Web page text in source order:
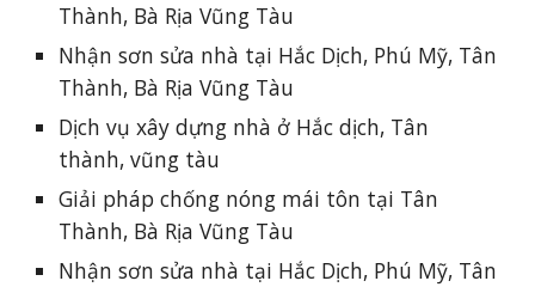
Thành, Bà Rịa Vũng Tàu
Nhận sơn sửa nhà tại Hắc Dịch, Phú Mỹ, Tân
Thành, Bà Rịa Vũng Tàu
Dịch vụ xây dựng nhà ở Hắc dịch, Tân
thành, vũng tàu
Giải pháp chống nóng mái tôn tại Tân
Thành, Bà Rịa Vũng Tàu
Nhận sơn sửa nhà tại Hắc Dịch, Phú Mỹ, Tân